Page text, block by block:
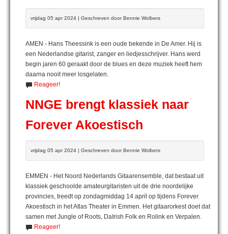
vrijdag 05 apr 2024 | Geschreven door Bennie Wolbers
AMEN - Hans Theessink is een oude bekende in De Amer. Hij is
een Nederlandse gitarist, zanger en liedjesschrijver. Hans werd
begin jaren 60 geraakt door de blues en deze muziek heeft hem
daarna nooit meer losgelaten.
Reageer!
NNGE brengt klassiek naar
Forever Akoestisch
vrijdag 05 apr 2024 | Geschreven door Bennie Wolbers
EMMEN - Het Noord Nederlands Gitaarensemble, dat bestaat uit
klassiek geschoolde amateurgitaristen uit de drie noordelijke
provincies, treedt op zondagmiddag 14 april op tijdens Forever
Akoestisch in het Atlas Theater in Emmen. Het gitaarorkest doet dat
samen met Jungle of Roots, DaIrish Folk en Rolink en Verpalen.
Reageer!